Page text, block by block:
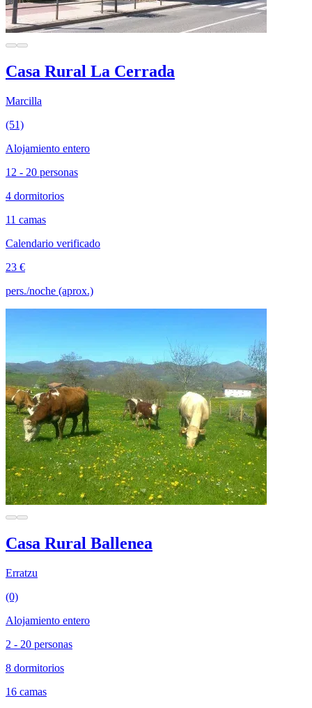
Casa Rural La Cerrada
Marcilla
(51)
Alojamiento entero
12 - 20 personas
4 dormitorios
11 camas
Calendario verificado
23 €
pers./noche (aprox.)
Casa Rural Ballenea
Erratzu
(0)
Alojamiento entero
2 - 20 personas
8 dormitorios
16 camas